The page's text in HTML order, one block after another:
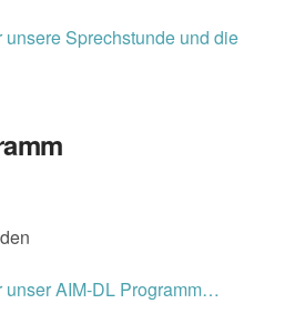
Sprechstunde und die
unser AIM-DL Programm…